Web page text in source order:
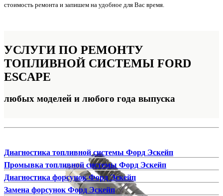
стоимость ремонта и запишем на удобное для Вас время.
УСЛУГИ ПО РЕМОНТУ
ТОПЛИВНОЙ СИСТЕМЫ FORD
ESCAPE
любых моделей и любого года выпуска
Диагностика топливной системы Форд Эскейп
Промывка топливной системы Форд Эскейп
Диагностика форсунок Форд Эскейп
Замена форсунок Форд Эскейп